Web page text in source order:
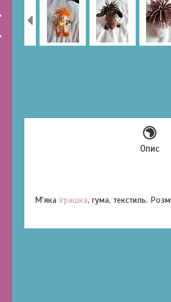
Опис
М'яка іграшка, гума, текстиль.